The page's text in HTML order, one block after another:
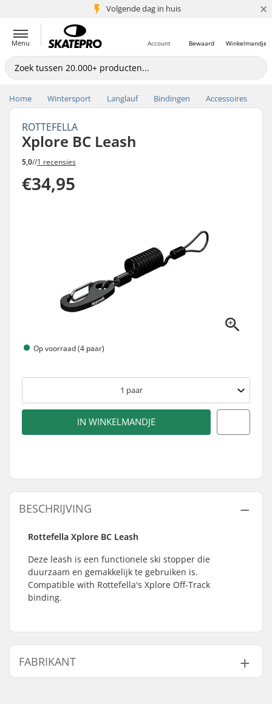
Volgende dag in huis
5+ mln. klanten ×
Menu Winkelmandje
Bewaard
Account
Home Wintersport Langlauf Bindingen Accessoires
ROTTEFELLA
Xplore BC Leash
5,0//1 recensies
€34,95
Op voorraad (4 paar)
1 paar
IN WINKELMANDJE
BESCHRIJVING
Rottefella Xplore BC Leash
Deze leash is een functionele ski stopper die
duurzaam en gemakkelijk te gebruiken is.
Compatible with Rottefella's Xplore Off-Track
binding.
FABRIKANT